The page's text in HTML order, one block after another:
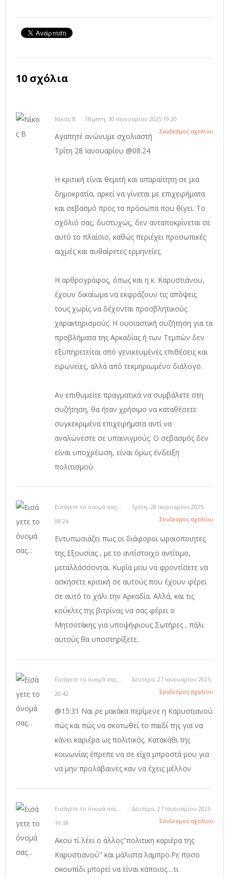
10 σχόλια
Νίκος Β
Πέμπτη, 30 Ιανουαρίου 2025 19:20
Σύνδεσμος σχολίου
Αγαπητέ ανώνυμε σχολιαστή
Τρίτη 28 Ιανουαρίου @08.24
Η κριτική είναι θεμιτή και απαραίτητη σε μια
δημοκρατία, αρκεί να γίνεται με επιχειρήματα
και σεβασμό προς τα πρόσωπα που θίγει. Το
σχόλιό σας, δυστυχώς, δεν ανταποκρίνεται σε
αυτό το πλαίσιο, καθώς περιέχει προσωπικές
αιχμές και αυθαίρετες ερμηνείες.
Η αρθρογράφος, όπως και η κ. Καρυστιάνου,
έχουν δικαίωμα να εκφράζουν τις απόψεις
τους χωρίς να δέχονται προσβλητικούς
χαρακτηρισμούς. Η ουσιαστική συζήτηση για τα
προβλήματα της Αρκαδίας ή των Τεμπών δεν
εξυπηρετείται από γενικευμένες επιθέσεις και
ειρωνείες, αλλά από τεκμηριωμένο διάλογο.
Αν επιθυμείτε πραγματικά να συμβάλετε στη
συζήτηση, θα ήταν χρήσιμο να καταθέσετε
συγκεκριμένα επιχειρήματα αντί να
αναλώνεστε σε υπαινιγμούς. Ο σεβασμός δεν
είναι υποχρέωση, είναι όμως ένδειξη
πολιτισμού.
Εισάγετε το όνομά σας...
Τρίτη, 28 Ιανουαρίου 2025
08:24
Σύνδεσμος σχολίου
Εντυπωσιάζει πως οι διάφοροι ωραιοποιητες
της Εξουσίας , με το αντίστοιχο αντίτιμο,
μεταλλάσσονται. Κυρία μου να φροντίσετε να
ασκήσετε κριτική σε αυτούς που έχουν φέρει
σε αυτό το χάλι την Αρκαδία. Αλλά, και τις
κούκλες της βιτρίνας να σας φέρει ο
Μητσοτάκης για υποψήφιους Σωτήρες , πάλι
αυτούς θα υποστηρίξετε..
Εισάγετε το όνομά σας...
Δευτέρα, 27 Ιανουαρίου 2025
20:42
Σύνδεσμος σχολίου
@15:31 Ναι ρε μακάκα περίμενε η Καρυστιανού
πώς και πώς να σκοτωθεί το παιδί της για να
κάνει καριέρα ως πολιτικός. Κατακάθι της
κοινωνίας έπρεπε να σε είχα μπροστά μου για
να μην προλάβαινες καν να έχεις μέλλον
Εισάγετε το όνομά σας...
Δευτέρα, 27 Ιανουαρίου 2025
19:38
Σύνδεσμος σχολίου
Ακου τί λέει ο άλλος"πολιτικη καριέρα της
Καρυστιανού" και μάλιστα λαμπρο.Ρε ποσο
σκουπίδι μπορεί να είναι κάποιος....τι